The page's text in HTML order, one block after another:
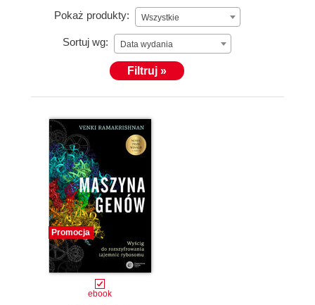
Pokaż produkty: Wszystkie
Sortuj wg: Data wydania
Filtruj »
Promocja
ebook